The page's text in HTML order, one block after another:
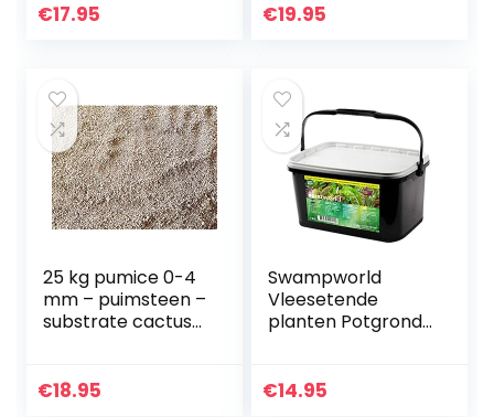
€17.95 €19.95
25 kg pumice 0-4
mm – puimsteen –
substrate cactus
€18.95
Swampworld
Vleesetende
planten Potgrond
geschikt voor alle
€14.95